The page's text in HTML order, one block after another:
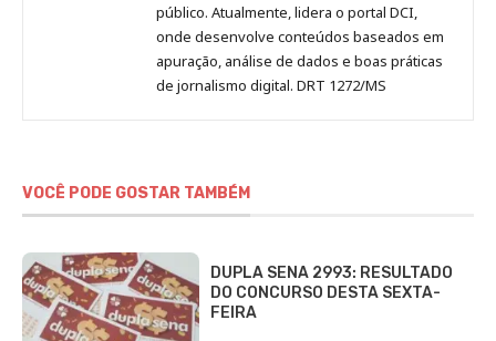
público. Atualmente, lidera o portal DCI,
onde desenvolve conteúdos baseados em
apuração, análise de dados e boas práticas
de jornalismo digital. DRT 1272/MS
VOCÊ PODE GOSTAR TAMBÉM
DUPLA SENA 2993: RESULTADO
DO CONCURSO DESTA SEXTA-
FEIRA